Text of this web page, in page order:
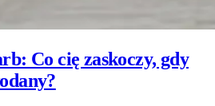
Co cię zaskoczy, gdy